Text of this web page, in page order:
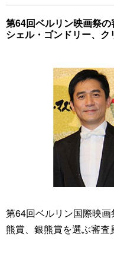
第64回ベルリン映画祭
シェル・ゴンドリー、
第64回ベルリン国際映
熊賞、銀熊賞を選ぶ審査